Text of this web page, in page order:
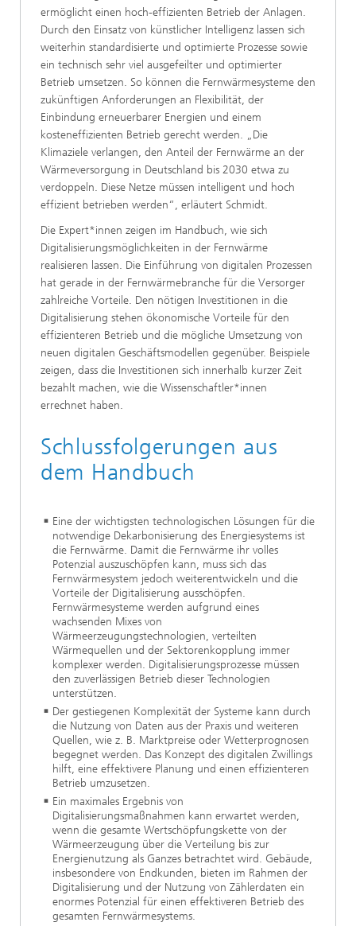
ermöglicht einen hoch-effizienten Betrieb der Anlagen.
Durch den Einsatz von künstlicher Intelligenz lassen sich
weiterhin standardisierte und optimierte Prozesse sowie
ein technisch sehr viel ausgefeilter und optimierter
Betrieb umsetzen. So können die Fernwärmesysteme den
zukünftigen Anforderungen an Flexibilität, der
Einbindung erneuerbarer Energien und einem
kosteneffizienten Betrieb gerecht werden. „Die
Klimaziele verlangen, den Anteil der Fernwärme an der
Wärmeversorgung in Deutschland bis 2030 etwa zu
verdoppeln. Diese Netze müssen intelligent und hoch
effizient betrieben werden“, erläutert Schmidt.
Die Expert*innen zeigen im Handbuch, wie sich
Digitalisierungsmöglichkeiten in der Fernwärme
realisieren lassen. Die Einführung von digitalen Prozessen
hat gerade in der Fernwärmebranche für die Versorger
zahlreiche Vorteile. Den nötigen Investitionen in die
Digitalisierung stehen ökonomische Vorteile für den
effizienteren Betrieb und die mögliche Umsetzung von
neuen digitalen Geschäftsmodellen gegenüber. Beispiele
zeigen, dass die Investitionen sich innerhalb kurzer Zeit
bezahlt machen, wie die Wissenschaftler*innen
errechnet haben.
Schlussfolgerungen aus
dem Handbuch
Eine der wichtigsten technologischen Lösungen für die
notwendige Dekarbonisierung des Energiesystems ist
die Fernwärme. Damit die Fernwärme ihr volles
Potenzial auszuschöpfen kann, muss sich das
Fernwärmesystem jedoch weiterentwickeln und die
Vorteile der Digitalisierung ausschöpfen.
Fernwärmesysteme werden aufgrund eines
wachsenden Mixes von
Wärmeerzeugungstechnologien, verteilten
Wärmequellen und der Sektorenkopplung immer
komplexer werden. Digitalisierungsprozesse müssen
den zuverlässigen Betrieb dieser Technologien
unterstützen.
Der gestiegenen Komplexität der Systeme kann durch
die Nutzung von Daten aus der Praxis und weiteren
Quellen, wie z. B. Marktpreise oder Wetterprognosen
begegnet werden. Das Konzept des digitalen Zwillings
hilft, eine effektivere Planung und einen effizienteren
Betrieb umzusetzen.
Ein maximales Ergebnis von
Digitalisierungsmaßnahmen kann erwartet werden,
wenn die gesamte Wertschöpfungskette von der
Wärmeerzeugung über die Verteilung bis zur
Energienutzung als Ganzes betrachtet wird. Gebäude,
insbesondere von Endkunden, bieten im Rahmen der
Digitalisierung und der Nutzung von Zählerdaten ein
enormes Potenzial für einen effektiveren Betrieb des
gesamten Fernwärmesystems.